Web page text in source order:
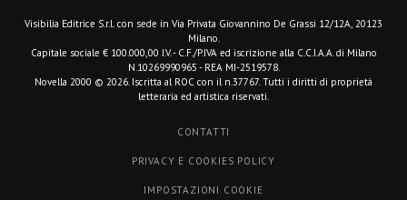
Visibilia Editrice S.r.l. con sede in Via Privata Giovannino De Grassi 12/12A, 20123
Milano.
Capitale sociale € 100.000,00 I.V. - C.F./P.IVA ed iscrizione alla C.C.I.A.A. di Milano
N.10269990965 - REA MI-2519578.
Novella 2000 © 2026. Iscritta al ROC con il n.37767. Tutti i diritti di proprietà
letteraria ed artistica riservati.
CONTATTI
PRIVACY E COOKIES POLICY
IMPOSTAZIONI COOKIE